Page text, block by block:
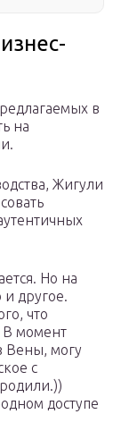
в
на
Жигули
Но на
другое.
что
В момент
Вены, могу
с
доступе